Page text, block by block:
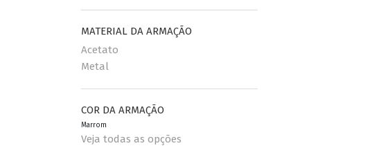
MATERIAL DA ARMAÇÃO
Acetato
Metal
COR DA ARMAÇÃO
Marrom
Veja todas as opções